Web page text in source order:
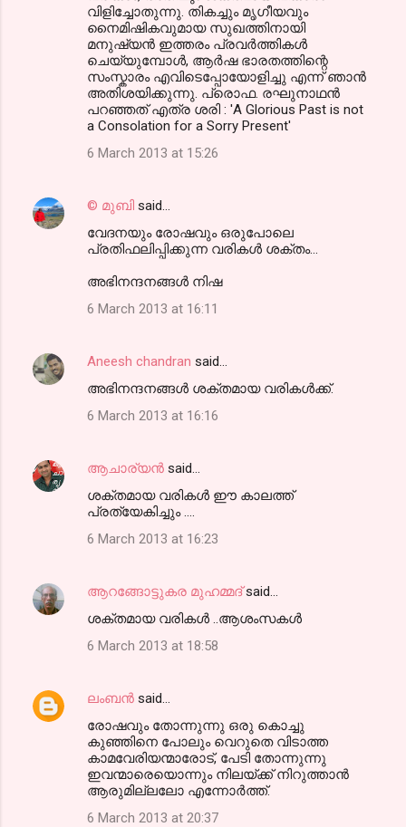
വിളിച്ചോതുന്നു. തികച്ചും മൃഗീയവും
നൈമിഷികവുമായ സുഖത്തിനായി
മനുഷ്യന്‍ ഇത്തരം പ്രവര്‍ത്തികള്‍
ചെയ്യുമ്പോള്‍, ആര്‍ഷ ഭാരതത്തിന്റെ
സംസ്കാരം എവിടെപ്പോയോളിച്ചു എന്ന് ഞാന്‍
അതിശയിക്കുന്നു. പ്രൊഫ. രഘുനാഥന്‍
പറഞ്ഞത് എത്ര ശരി : 'A Glorious Past is not
a Consolation for a Sorry Present'
6 March 2013 at 15:26
© മുബി said…
വേദനയും രോഷവും ഒരുപോലെ
പ്രതിഫലിപ്പിക്കുന്ന വരികള്‍ ശക്തം...
അഭിനന്ദനങ്ങള്‍ നിഷ
6 March 2013 at 16:11
Aneesh chandran said…
അഭിനന്ദനങ്ങള്‍ ശക്തമായ വരികള്‍ക്ക്.
6 March 2013 at 16:16
ആചാര്യന്‍ said…
ശക്തമായ വരികള്‍ ഈ കാലത്ത്
പ്രത്യേകിച്ചും ....
6 March 2013 at 16:23
ആറങ്ങോട്ടുകര മുഹമ്മദ്‌said…
ശക്തമായ വരികള്‍ ..ആശംസകള്‍
6 March 2013 at 18:58
ലംബൻ said…
രോഷവും തോന്നുന്നു ഒരു കൊച്ചു
കുഞ്ഞിനെ പോലും വെറുതെ വിടാത്ത
കാമവേരിയന്മാരോട്, പേടി തോന്നുന്നു
ഇവന്മാരെയൊന്നും നിലയ്ക്ക് നിറുത്താന്‍
ആരുമില്ലലോ എന്നോര്‍ത്ത്.
6 March 2013 at 20:37